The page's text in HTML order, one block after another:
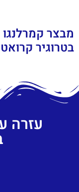
בטרוגיר
עזרה